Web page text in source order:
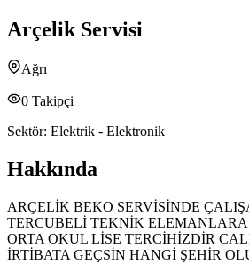
Arçelik Servisi
Ağrı
0 Takipçi
Sektör: Elektrik - Elektronik
Hakkında
ARÇELİK BEKO SERVİSİNDE
TERCUBELİ TEKNİK
ORTA OKUL LİSE TERCİHİZDİR
İRTİBATA GEÇSİN HANGİ ŞEHİR